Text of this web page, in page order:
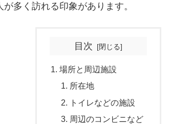
多く訪れる印象があります。
目次
場所と周辺施設
所在地
トイレなどの施設
周辺のコンビニなど